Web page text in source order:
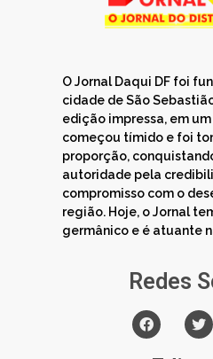
O Jornal Daqui DF foi
cidade de São
edição impressa, em
começou tímido e foi
proporção,
autoridade pela
compromisso com o
região. Hoje, o Jornal
germânico e é atuante
Redes